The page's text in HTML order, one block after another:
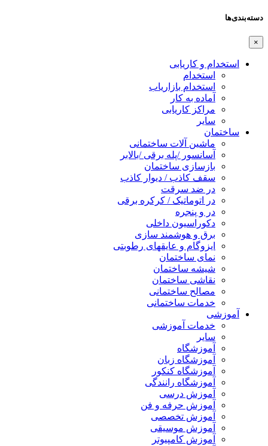
دسته‌بندی‌ها
×
استخدام و کاریابی
استخدام
استخدام بازاریاب
آماده به کار
مراکز کاریابی
سایر
ساختمان
ماشین آلات ساختمانی
آسانسور /پله برقی /بالابر
بازسازی ساختمان
سقف کاذب / دیوار کاذب
در ضد سرقت
در اتوماتیک / کرکره برقی
در و پنجره
دکوراسیون داخلی
برق و هوشمند سازی
ایزوگام و عایقهای رطوبتی
نمای ساختمان
شیشه ساختمان
نقاشی ساختمان
مصالح ساختمانی
خدمات ساختمانی
آموزشی
خدمات آموزشی
سایر
آموزشگاه
آموزشگاه زبان
آموزشگاه کنکور
آموزشگاه رانندگی
آموزش درسی
آموزش حرفه و فن
آموزش تخصصی
آموزش موسیقی
آموزش کامپیوتر